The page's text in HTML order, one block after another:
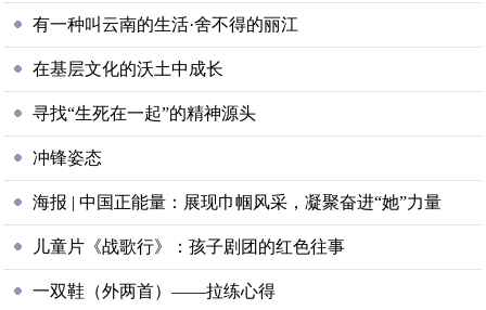
有一种叫云南的生活·舍不得的丽江
在基层文化的沃土中成长
寻找“生死在一起”的精神源头
冲锋姿态
海报 | 中国正能量：展现巾帼风采，凝聚奋进“她”力量
儿童片《战歌行》：孩子剧团的红色往事
一双鞋（外两首）——拉练心得